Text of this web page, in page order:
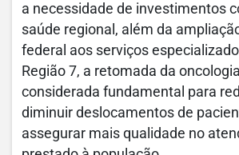
a necessidade de investimentos
saúde regional, além da
federal aos serviços
Região 7, a retomada da
considerada fundamental para
diminuir deslocamentos de
assegurar mais qualidade no